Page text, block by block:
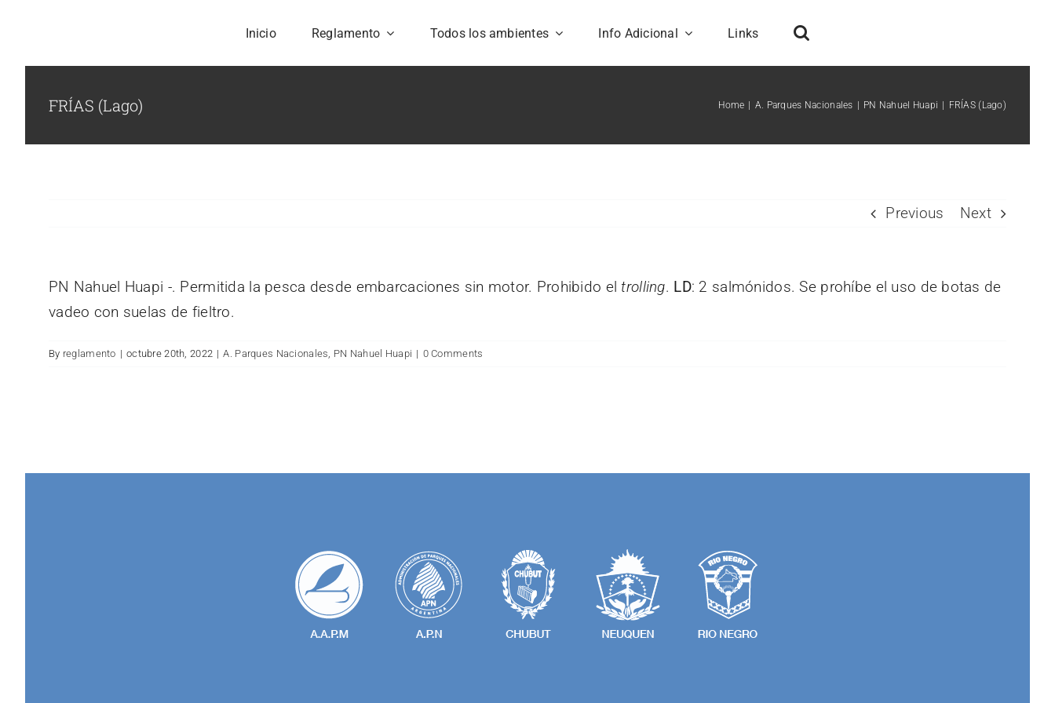
content
Inicio Reglamento Todos los ambientes Info Adicional Links
FRÍAS (Lago) Home A. Parques Nacionales PN Nahuel Huapi FRÍAS (Lago)
Previous Next
PN Nahuel Huapi -. Permitida la pesca desde embarcaciones sin motor. Prohibido el trolling. LD: 2 salmónidos. Se prohíbe el uso de botas de
vadeo con suelas de fieltro.
By reglamento | octubre 20th, 2022 | A. Parques Nacionales, PN Nahuel Huapi | 0 Comments